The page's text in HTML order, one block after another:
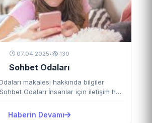
07.04.2025• 130
Sohbet Odaları
makalesi hakkında bilgiler
Odaları İnsanlar için iletişim her
Haberin Devamı